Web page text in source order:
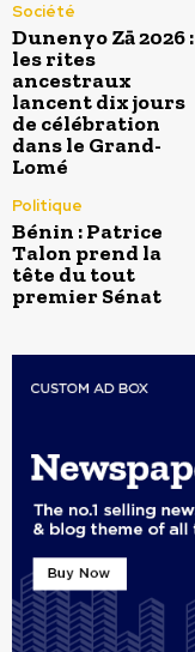
Société
Dunenyo Zā 2026 :
les rites
ancestraux
lancent dix jours
de célébration
dans le Grand-
Lomé
Politique
Bénin : Patrice
Talon prend la
tête du tout
premier Sénat